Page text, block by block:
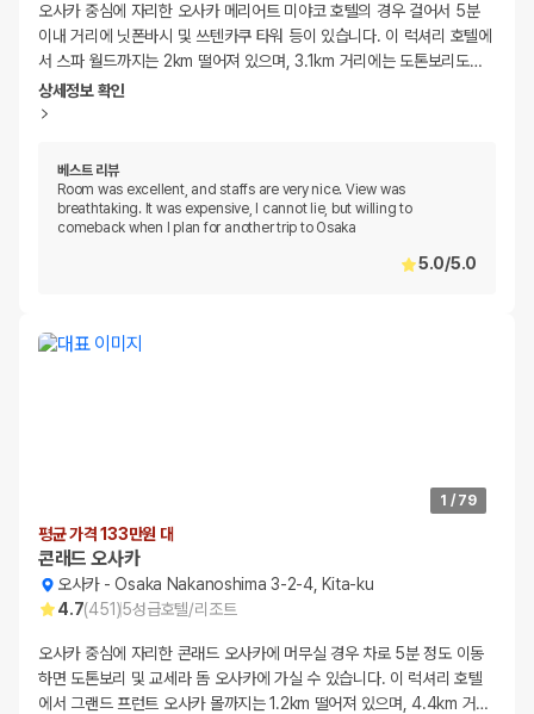
오사카 중심에 자리한 오사카 메리어트 미야코 호텔의 경우 걸어서 5분
이내 거리에 닛폰바시 및 쓰텐카쿠 타워 등이 있습니다. 이 럭셔리 호텔에
서 스파 월드까지는 2km 떨어져 있으며, 3.1km 거리에는 도톤보리도…
상세정보 확인
베스트 리뷰
Room was excellent, and staffs are very nice. View was
breathtaking. It was expensive, I cannot lie, but willing to
comeback when I plan for another trip to Osaka
5.0/5.0
1 / 79
평균 가격 133만원 대
콘래드 오사카
오사카-Osaka Nakanoshima 3-2-4, Kita-ku
4.7(451)5성급호텔/리조트
오사카 중심에 자리한 콘래드 오사카에 머무실 경우 차로 5분 정도 이동
하면 도톤보리 및 교세라 돔 오사카에 가실 수 있습니다. 이 럭셔리 호텔
에서 그랜드 프런트 오사카 몰까지는 1.2km 떨어져 있으며, 4.4km 거…